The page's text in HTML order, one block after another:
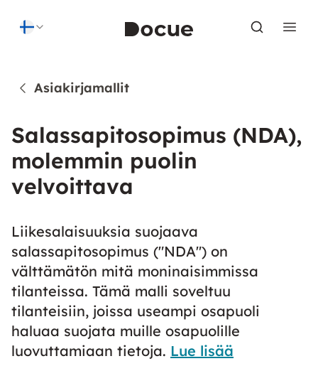
Asiakirjamallit
Salassapitosopimus (NDA),
molemmin puolin
velvoittava
Liikesalaisuuksia suojaava
salassapitosopimus ("NDA") on
välttämätön mitä moninaisimmissa
tilanteissa. Tämä malli soveltuu
tilanteisiin, joissa useampi osapuoli
haluaa suojata muille osapuolille
luovuttamiaan tietoja. Lue lisää